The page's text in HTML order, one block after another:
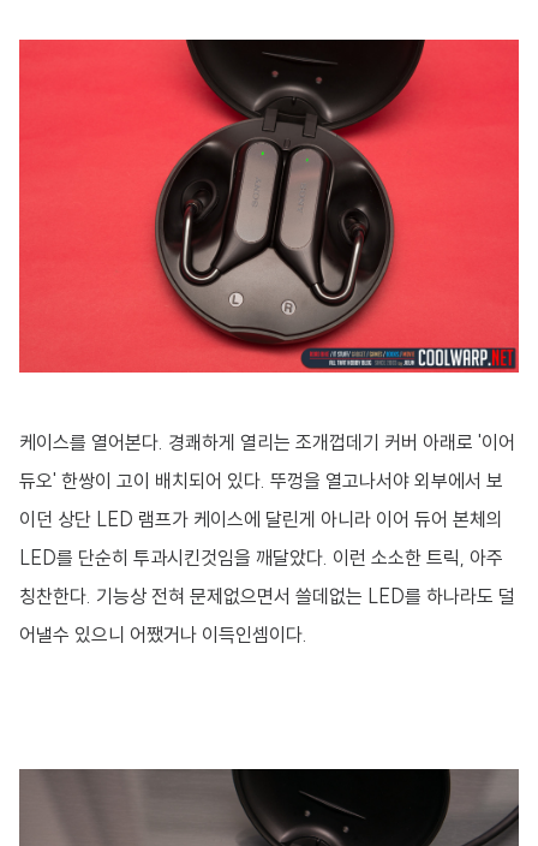
케이스를 열어본다. 경쾌하게 열리는 조개껍데기 커버 아래로 '이어
듀오' 한쌍이 고이 배치되어 있다. 뚜껑을 열고나서야 외부에서 보
이던 상단 LED 램프가 케이스에 달린게 아니라 이어 듀어 본체의
LED를 단순히 투과시킨것임을 깨달았다. 이런 소소한 트릭, 아주
칭찬한다. 기능상 전혀 문제없으면서 쓸데없는 LED를 하나라도 덜
어낼수 있으니 어쨌거나 이득인셈이다.